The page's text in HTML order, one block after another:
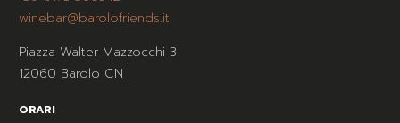
winebar@barolofriends.it
Piazza Walter Mazzocchi 3
12060 Barolo CN
ORARI